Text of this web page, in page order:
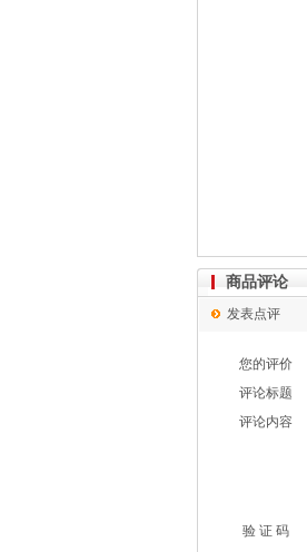
商品评论
发表点评
您的评价
评论标题
评论内容
验 证 码